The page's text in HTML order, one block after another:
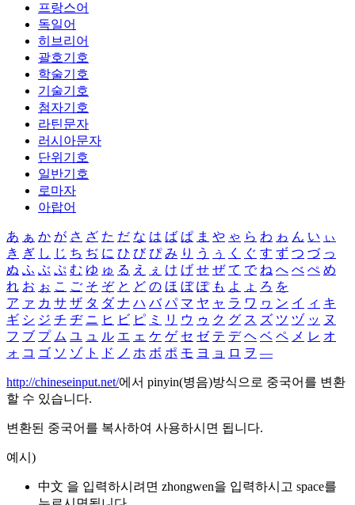
프랑스어
독일어
히브리어
괄호기호
학술기호
기술기호
첨자기호
라틴문자
러시아문자
단위기호
일반기호
로마자
아랍어
あ ぁ か が さ ざ た だ な は ば ぱ ま や ゃ ら わ ゎ ん い ぃ
き ぎ し じ ち ぢ に ひ び ぴ み り う ぅ く ぐ す ず つ づ っ
ぬ ふ ぶ ぷ む ゆ ゅ る え ぇ け げ せ ぜ て で ね へ べ ぺ め
れ お ぉ こ ご そ ぞ と ど の ほ ぼ ぽ も よ ょ ろ を
ア ァ カ サ ザ タ ダ ナ ハ バ パ マ ヤ ャ ラ ワ ヮ ン イ ィ キ
ギ シ ジ チ ヂ ニ ヒ ビ ピ ミ リ ウ ゥ ク グ ス ズ ツ ヅ ッ ヌ
フ ブ プ ム ユ ュ ル エ ェ ケ ゲ セ ゼ テ デ ヘ ベ ペ メ レ オ
ォ コ ゴ ソ ゾ ト ド ノ ホ ボ ポ モ ヨ ョ ロ ヲ ―
http://chineseinput.net/에서 pinyin(병음)방식으로 중국어를 변환
할 수 있습니다.
변환된 중국어를 복사하여 사용하시면 됩니다.
예시)
中文 을 입력하시려면 zhongwen을 입력하시고 space를